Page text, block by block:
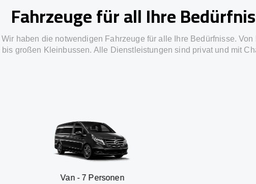
Fahrzeuge für all Ihre
Wir haben die notwendigen Fahrzeuge für alle Ihre Bedürfnisse. Von
bis großen Kleinbussen. Alle Dienstleistungen sind privat und mit
Van - 7 Personen SUV - 3